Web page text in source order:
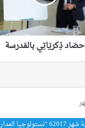
حصَاد ذِكريَاتِي بالمَدرسة